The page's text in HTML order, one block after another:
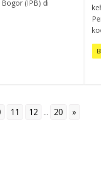
(IPB) di
11 12 ... 20 »